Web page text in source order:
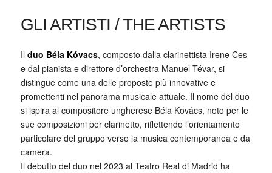
GLI ARTISTI / THE ARTISTS
Il duo Béla Kóvacs, composto dalla clarinettista Irene Ces
e dal pianista e direttore d’orchestra Manuel Tévar, si
distingue come una delle proposte più innovative e
promettenti nel panorama musicale attuale. Il nome del duo
si ispira al compositore ungherese Béla Kovács, noto per le
sue composizioni per clarinetto, riflettendo l’orientamento
particolare del gruppo verso la musica contemporanea e da
camera.
Il debutto del duo nel 2023 al Teatro Real di Madrid ha